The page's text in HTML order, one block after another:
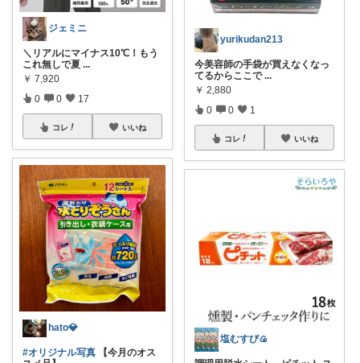
ジェミニ
＼リアルにマイナス10℃！もう
これ無しで夏 ...
￥ 7,920
0 0 17
コレ いいね
hato💎
#オリジナル写真 【今月のオス
yurikudan213
今美容師の手袋が買えなくなっ
てるからここで ...
￥ 2,880
0 0 1
コレ いいね
塩むすび🍙